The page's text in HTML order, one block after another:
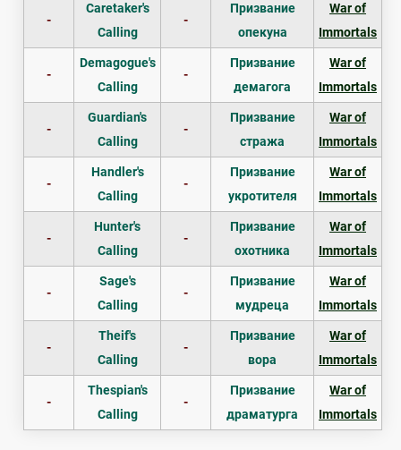
-
Caretaker's
Calling
-
Призвание
опекуна
War of
Immortals
-
Demagogue's
Calling
-
Призвание
демагога
War of
Immortals
-
Guardian's
Calling
-
Призвание
стража
War of
Immortals
-
Handler's
Calling
-
Призвание
укротителя
War of
Immortals
-
Hunter's
Calling
-
Призвание
охотника
War of
Immortals
-
Sage's
Calling
-
Призвание
мудреца
War of
Immortals
-
Theif's
Calling
-
Призвание
вора
War of
Immortals
-
Thespian's
Calling
-
Призвание
драматурга
War of
Immortals